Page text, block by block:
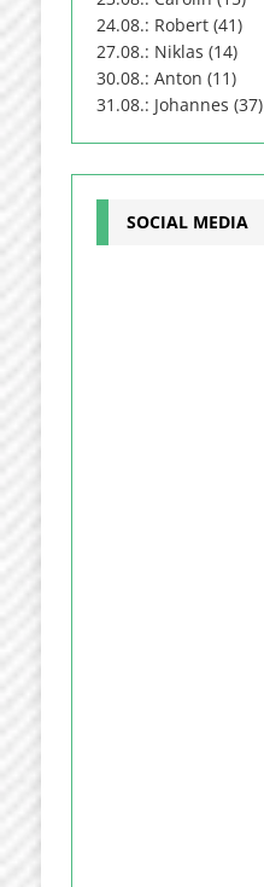
24.08.: Robert (41)
27.08.: Niklas (14)
30.08.: Anton (11)
31.08.: Johannes (37)
SOCIAL MEDIA